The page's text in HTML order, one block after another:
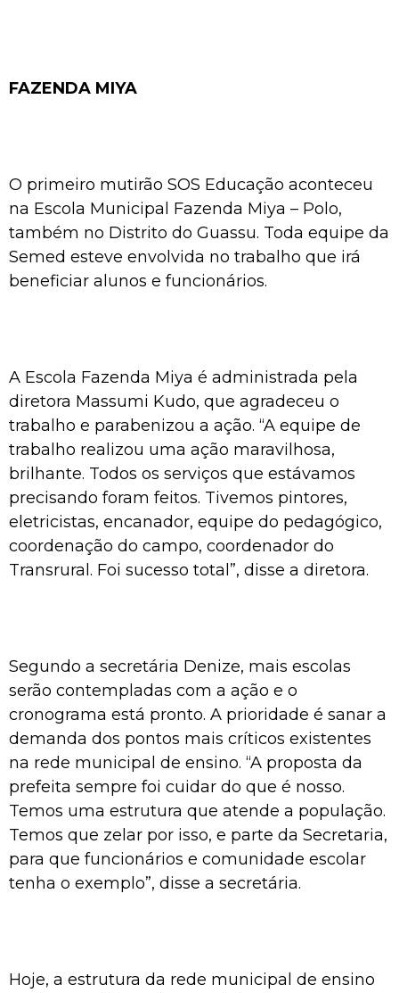
FAZENDA MIYA
O primeiro mutirão SOS Educação aconteceu
na Escola Municipal Fazenda Miya – Polo,
também no Distrito do Guassu. Toda equipe da
Semed esteve envolvida no trabalho que irá
beneficiar alunos e funcionários.
A Escola Fazenda Miya é administrada pela
diretora Massumi Kudo, que agradeceu o
trabalho e parabenizou a ação. “A equipe de
trabalho realizou uma ação maravilhosa,
brilhante. Todos os serviços que estávamos
precisando foram feitos. Tivemos pintores,
eletricistas, encanador, equipe do pedagógico,
coordenação do campo, coordenador do
Transrural. Foi sucesso total”, disse a diretora.
Segundo a secretária Denize, mais escolas
serão contempladas com a ação e o
cronograma está pronto. A prioridade é sanar a
demanda dos pontos mais críticos existentes
na rede municipal de ensino. “A proposta da
prefeita sempre foi cuidar do que é nosso.
Temos uma estrutura que atende a população.
Temos que zelar por isso, e parte da Secretaria,
para que funcionários e comunidade escolar
tenha o exemplo”, disse a secretária.
Hoje, a estrutura da rede municipal de ensino